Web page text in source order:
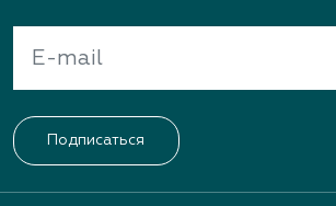
Подписаться